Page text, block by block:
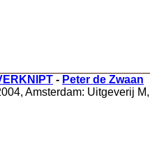
- Peter de Zwaan
Amsterdam: Uitgeverij